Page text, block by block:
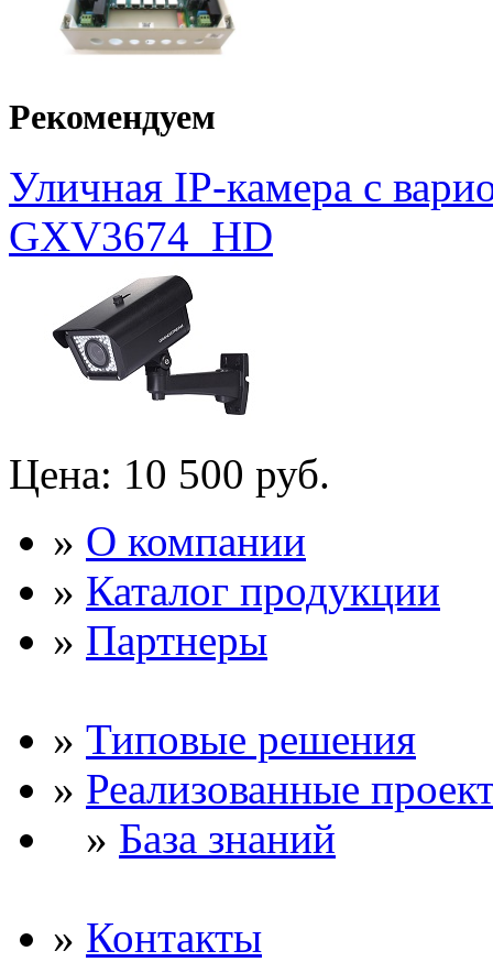
Рекомендуем
Уличная IP-камера с
GXV3674_HD
Цена: 10 500 руб.
» О компании
» Каталог продукции
» Партнеры
» Типовые решения
» Реализованные
» База знаний
» Контакты